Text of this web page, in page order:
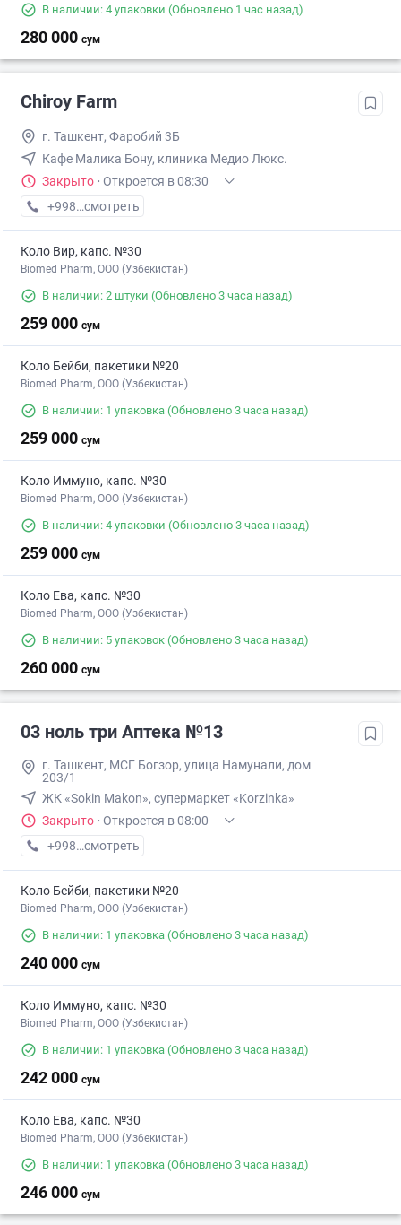
В наличии: 4 упаковки (Обновлено 1 час назад)
280 000 сум
Chiroy Farm
г. Ташкент, Фаробий 3Б
Кафе Малика Бону, клиника Медио Люкс.
Закрыто · Откроется в 08:30
+998 (33) XXX-XX-XX
смотреть
Коло Вир, капс. №30
Biomed Pharm, OOO (Узбекистан)
В наличии: 2 штуки (Обновлено 3 часа назад)
259 000 сум
Коло Бейби, пакетики №20
Biomed Pharm, OOO (Узбекистан)
В наличии: 1 упаковка (Обновлено 3 часа назад)
259 000 сум
Коло Иммуно, капс. №30
Biomed Pharm, OOO (Узбекистан)
В наличии: 4 упаковки (Обновлено 3 часа назад)
259 000 сум
Коло Ева, капс. №30
Biomed Pharm, OOO (Узбекистан)
В наличии: 5 упаковок (Обновлено 3 часа назад)
260 000 сум
03 ноль три Аптека №13
г. Ташкент, МСГ Богзор, улица Намунали, дом
203/1
ЖК «Sokin Makon», супермаркет «Korzinka»
Закрыто · Откроется в 08:00
+998 (77) XXX-XX-XX
смотреть
Коло Бейби, пакетики №20
Biomed Pharm, OOO (Узбекистан)
В наличии: 1 упаковка (Обновлено 3 часа назад)
240 000 сум
Коло Иммуно, капс. №30
Biomed Pharm, OOO (Узбекистан)
В наличии: 1 упаковка (Обновлено 3 часа назад)
242 000 сум
Коло Ева, капс. №30
Biomed Pharm, OOO (Узбекистан)
В наличии: 1 упаковка (Обновлено 3 часа назад)
246 000 сум